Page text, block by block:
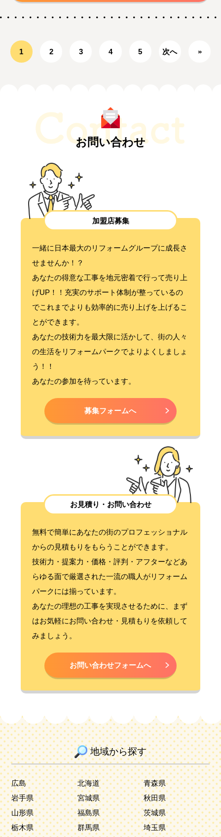
1 2 3 4 5 次へ »
お問い合わせ
加盟店募集
一緒に日本最大のリフォームグループに成長さ
せませんか！？
あなたの得意な工事を地元密着で行って売り上
げUP！！充実のサポート体制が整っているの
でこれまでよりも効率的に売り上げを上げるこ
とができます。
あなたの技術力を最大限に活かして、街の人々
の生活をリフォームパークでよりよくしましょ
う！！
あなたの参加を待っています。
募集フォームへ
お見積り・お問い合わせ
無料で簡単にあなたの街のプロフェッショナル
からの見積もりをもらうことができます。
技術力・提案力・価格・評判・アフターなどあ
らゆる面で厳選された一流の職人がリフォーム
パークには揃っています。
あなたの理想の工事を実現させるために、まず
はお気軽にお問い合わせ・見積もりを依頼して
みましょう。
お問い合わせフォームへ
地域から探す
広島 北海道
青森県
岩手県
宮城県
秋田県
山形県
福島県
茨城県
栃木県
群馬県
埼玉県